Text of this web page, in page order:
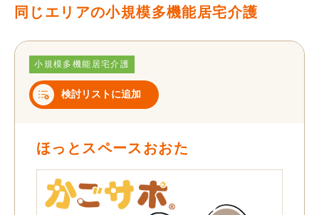
同じエリアの小規模多機能居宅介護
小規模多機能居宅介護
検討リストに追加
ほっとスペースおおた